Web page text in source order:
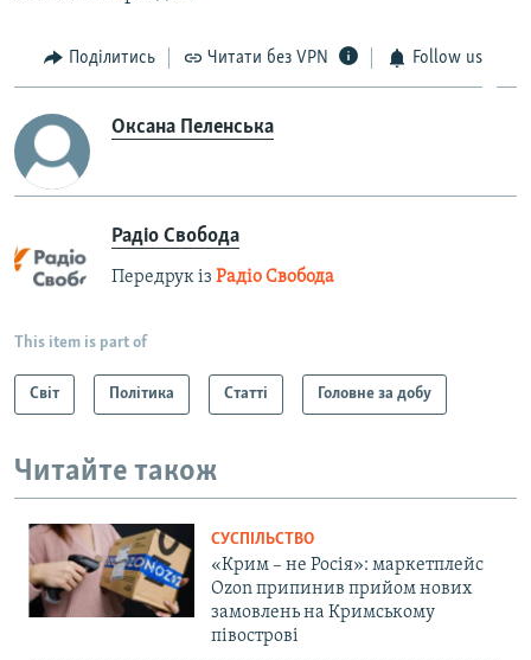
Поділитись Читати без VPN Follow us
Оксана Пеленська
Радіо Свобода
Передрук із Радіо Свобода
This item is part of
Світ Політика Статті Головне за добу
Читайте також
СУСПІЛЬСТВО
«Крим – не Росія»: маркетплейс
Ozon припинив прийом нових
замовлень на Кримському
півострові